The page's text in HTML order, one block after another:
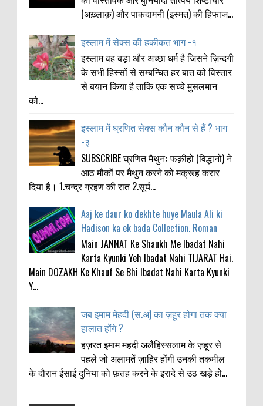
(अख़्लाक़) और पाकदामनी (इस्मत) की हिफाज...
इस्लाम में सेक्स की हकीकत भाग -१
इस्लाम वह बड़ा और अच्छा धर्म है जिसने ज़िन्दगी
के सभी हिस्सों से सम्बन्घित हर बात को विस्तार
से बयान किया है ताकि एक सच्चे मुसलमान
को...
इस्लाम में घ्रणित सेक्स कौन कौन से हैं ? भाग
-३
SUBSCRIBE घ्रणित मैथुनः फक़ीहों (विद्धानों) ने
आठ मौकों पर मैथुन करने को मक्रूह करार
दिया है। 1.चन्द्र ग्रहण की रात 2.सूर्य...
Aaj ke daur ko dekhte huye Maula Ali ki
Hadison ka ek bada Collection. Roman
Main JANNAT Ke Shaukh Me Ibadat Nahi
Karta Kyunki Yeh Ibadat Nahi TIJARAT Hai.
Main DOZAKH Ke Khauf Se Bhi Ibadat Nahi Karta Kyunki
Y...
जब इमाम मेहदी (स.अ) का ज़हूर होगा तक क्या
हालात होंगे ?
हज़रत इमाम महदी अलैहिस्सलाम के ज़हूर से
पहले जो अलामतें ज़ाहिर होंगी उनकी तकमील
के दौरान ईसाई दुनिया को फ़तह करने के इरादे से उठ खड़े हो...